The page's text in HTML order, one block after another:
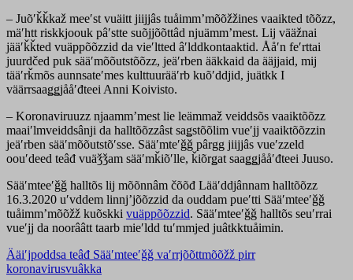
– Juõʹǩǩkaž meeʹst vuäitt jiijjâs tuåimmʼmõõžžines vaaikted tõõzz,
mäʹhtt riskkjoouk pâʹstte suõjjõõttâd njuämmʼmest. Lij vääžnai
jääʹǩǩted vuäppõõzzid da vieʹltted âʹlddkontaaktid. Ååʹn feʹrttai
juurdčed puk sääʹmõõutstõõzz, jeäʹrben ääkkaid da ääjjaid, mij
tääʹrǩmõs aunnsateʹmes kulttuurääʹrb kuõʹddjid, juätkk I
väärrsaaǥǥjååʹđteei Anni Koivisto.
– Koronaviruuzz njaammʼmest lie leämmaž veiddsõs vaaiktõõzz
maaiʹlmveiddsânji da halltõõzzâst saǥstõõlim vueʹjj vaaiktõõzzin
jeäʹrben sääʹmõõutstõʹsse. Sääʹmteʹǧǧ pârgg jiijjâs vueʹzzeld
oouʹdeed teâđ vuäǯǯam sääʹmǩiõʹlle, ǩiõrǥat saaǥǥjååʹđteei Juuso.
Sääʹmteeʹǧǧ halltõs lij mõõnnâm čõõđ Lääʹddjânnam halltõõzz
16.3.2020 uʹvddem linnjʼjõõzzid da ouddam pueʹtti Sääʹmteeʹǧǧ
tuåimmʼmõõžž kuõskki vuäppõõzzid. Sääʹmteeʹǧǧ halltõs seuʹrrai
vueʹjj da noorââtt taarb mieʹldd tuʹmmjed juâtkktuåimin.
Ääiʹjpoddsa teâđ Sääʹmteeʹǧǧ vaʹrrjõõttmõõžž pirr
koronavirusvuâkka